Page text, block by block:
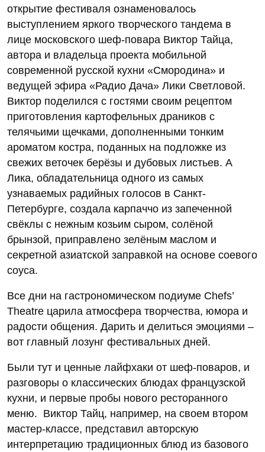
открытие фестиваля ознаменовалось
выступлением яркого творческого тандема в
лице московского шеф-повара Виктор Тайца,
автора и владельца проекта мобильной
современной русской кухни «Смородина» и
ведущей эфира «Радио Дача» Лики Светловой.
Виктор поделился с гостями своим рецептом
приготовления картофельных драников с
телячьими щечками, дополненными тонким
ароматом костра, поданных на подложке из
свежих веточек берёзы и дубовых листьев. А
Лика, обладательница одного из самых
узнаваемых радийных голосов в Санкт-
Петербурге, создала карпаччо из запеченной
свёклы с нежным козьим сыром, солёной
брынзой, приправлено зелёным маслом и
секретной азиатской заправкой на основе соевого
соуса.
Все дни на гастрономическом подиуме Chefs’
Theatre царила атмосфера творчества, юмора и
радости общения. Дарить и делиться эмоциями –
вот главный лозунг фестивальных дней.
Были тут и ценные лайфхаки от шеф-поваров, и
разговоры о классических блюдах французской
кухни, и первые пробы нового ресторанного
меню. Виктор Тайц, например, на своем втором
мастер-классе, представил авторскую
интерпретацию традиционных блюд из базового